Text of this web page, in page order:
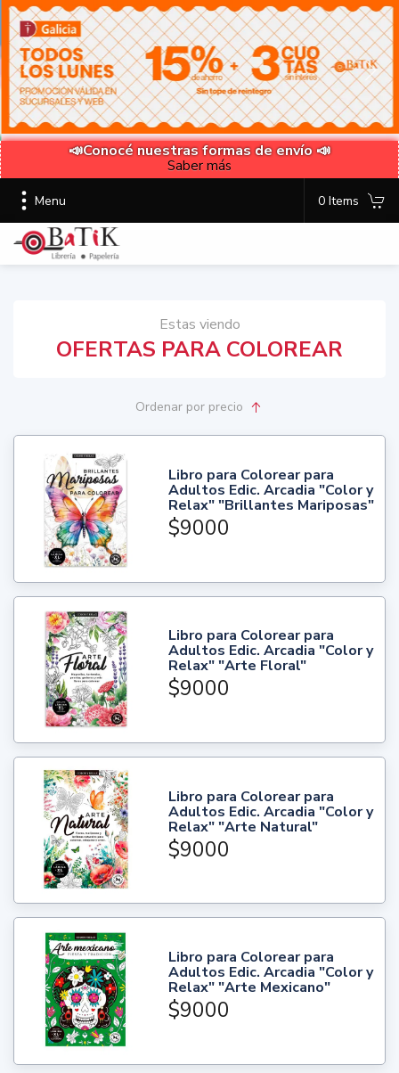
📣Conocé nuestras formas de envío 📣
Saber más
Menu 0 Items
Estas viendo
OFERTAS PARA COLOREAR
Ordenarpor precio
Libro para Colorear para
Adultos Edic. Arcadia "Color y
Relax" "Brillantes Mariposas"
$9000
Libro para Colorear para
Adultos Edic. Arcadia "Color y
Relax" "Arte Floral"
$9000
Libro para Colorear para
Adultos Edic. Arcadia "Color y
Relax" "Arte Natural"
$9000
Libro para Colorear para
Adultos Edic. Arcadia "Color y
Relax" "Arte Mexicano"
$9000